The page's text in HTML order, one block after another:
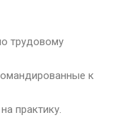
трудовому
к
практику.